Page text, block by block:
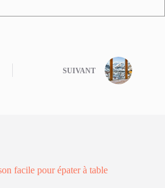
SUIVANT
facile pour épater à table